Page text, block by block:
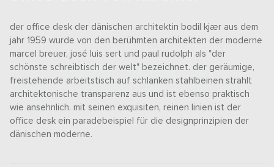
der office desk der dänischen architektin bodil kjær aus dem
jahr 1959 wurde von den berühmten architekten der moderne
marcel breuer, josé luis sert und paul rudolph als "der
schönste schreibtisch der welt" bezeichnet. der geräumige,
freistehende arbeitstisch auf schlanken stahlbeinen strahlt
architektonische transparenz aus und ist ebenso praktisch
wie ansehnlich. mit seinen exquisiten, reinen linien ist der
office desk ein paradebeispiel für die designprinzipien der
dänischen moderne.